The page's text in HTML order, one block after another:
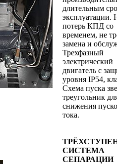
длительным
эксплуатации.
потерь КПД со
временем, не
замена и
Трехфазный
электрический
двигатель с
уровня IP54,
Схема пуска
треугольник
снижения
тока.
СИСТЕМА
СЕПАРАЦИИ